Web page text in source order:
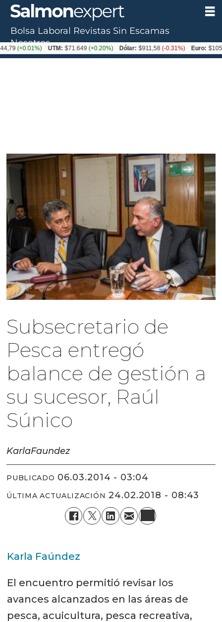
Subsecretario de
Pesca entregó
balance de gestión a
su sucesor, Raúl
Súnico
KarlaFaundez
PUBLICADO 06.03.2014 - 03:04
ÚLTIMA ACTUALIZACIÓN 24.02.2018 - 08:43
Karla Faúndez
El encuentro permitió revisar los
avances alcanzados en las áreas de
pesca, acuicultura, pesca recreativa,
Bolsa Laboral Revistas Sin Escamas
Nosotros
UTM: $71.649(+0.20%) Dólar: $911,58(-0.31%) Euro: $1053,36(-